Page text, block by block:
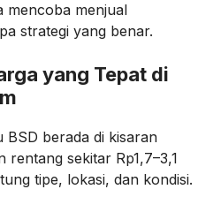
mencoba menjual
strategi yang benar.
yang Tepat di
berada di kisaran
rentang sekitar Rp1,7–3,1
tipe, lokasi, dan kondisi.